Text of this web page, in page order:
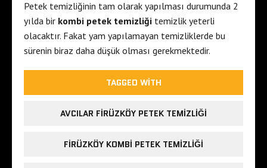
Petek temizliğinin tam olarak yapılması durumunda 2
yılda bir kombi petek temizliği temizlik yeterli
olacaktır. Fakat yam yapılamayan temizliklerde bu
sürenin biraz daha düşük olması gerekmektedir.
TAGGED WITH
AVCILAR FIRÜZKÖY PETEK TEMIZLIĞI
FIRÜZKÖY KOMBI PETEK TEMIZLIĞI